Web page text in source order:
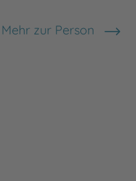
Mehr zur Person
Carmen Di Mauro